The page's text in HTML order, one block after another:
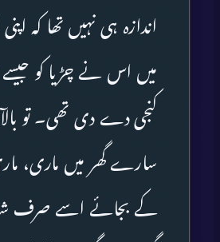
اندازہ ہی نہیں تھا کہ
میں اس نے چڑیا کو
کنجی دے دی تھی۔ تو
سارے گھر میں ماری،
کے بجائے اسے صرف